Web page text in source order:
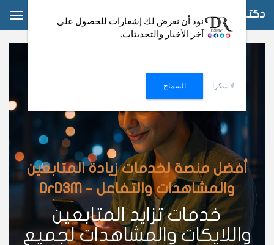
دكتور دعم
أفضل منصة لخدمات زيادة المتابعين
والمشاهدات والتفاعل – DrD3M
خدمات تزايد المتابعين
واللايكات والمشاهدات لجميع
نود أن نعرض لك إشعارات للحصول على
آخر الأخبار والتحديثات.
لا شكرا السماح